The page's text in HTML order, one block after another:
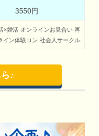
3550円
×婚活 オンラインお見合い 再
イン体験コン 社会人サークル
♪